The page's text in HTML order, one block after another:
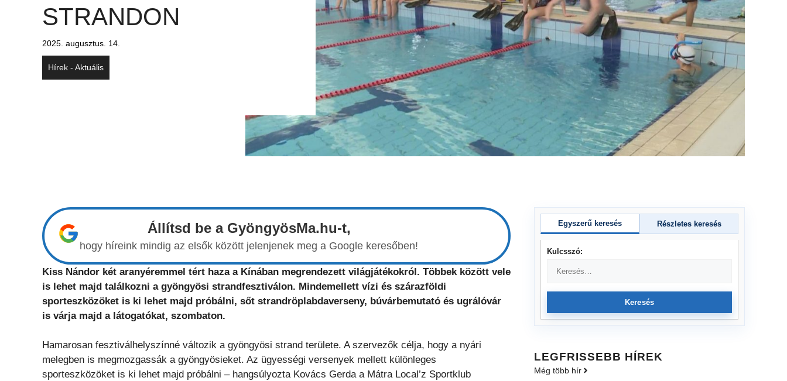
STRANDON
2025. augusztus. 14.
Hírek - Aktuális
Állítsd be a GyöngyösMa.hu-t,
hogy híreink mindig az elsők között jelenjenek meg a Google keresőben!
Kiss Nándor két aranyéremmel tért haza a Kínában megrendezett világjátékokról. Többek között vele
is lehet majd találkozni a gyöngyösi strandfesztiválon. Mindemellett vízi és szárazföldi
sporteszközöket is ki lehet majd próbálni, sőt strandröplabdaverseny, búvárbemutató és ugrálóvár
is várja majd a látogatókat, szombaton.
Hamarosan fesztiválhelyszínné változik a gyöngyösi strand területe. A szervezők célja, hogy a nyári
melegben is megmozgassák a gyöngyösieket. Az ügyességi versenyek mellett különleges
sporteszközöket is ki lehet majd próbálni – hangsúlyozta Kovács Gerda a Mátra Local’z Sportklub
Egyszerű keresés Részletes keresés
Kulcsszó:
Keresés
LEGFRISSEBB HÍREK
Még több hír